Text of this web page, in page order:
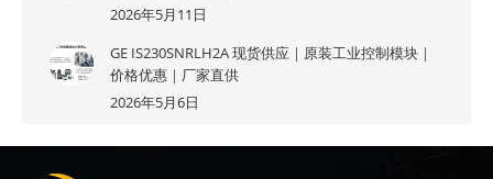
2026年5月11日
GE IS230SNRLH2A 现货供应｜原装工业控制模块｜
价格优惠｜厂家直供
2026年5月6日